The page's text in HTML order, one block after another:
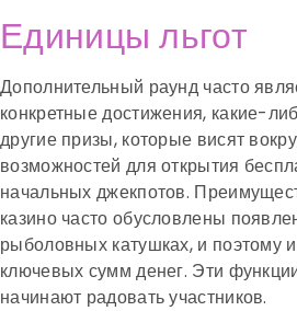
Единицы льгот
Дополнительный раунд часто
конкретные достижения, какие-
другие призы, которые висят
возможностей для открытия
начальных джекпотов.
казино часто обусловлены
рыболовных катушках, и поэтому
ключевых сумм денег. Эти
начинают радовать участников.